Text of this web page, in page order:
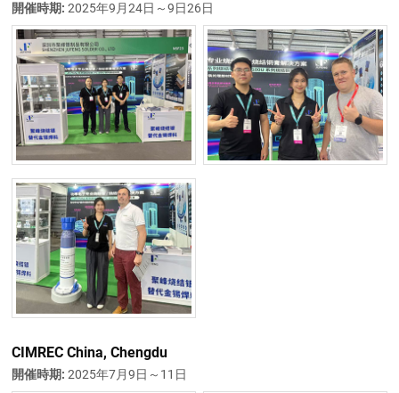
開催時期:2025年9月24日～9日26日
CIMREC China, Chengdu
開催時期:2025年7月9日～11日